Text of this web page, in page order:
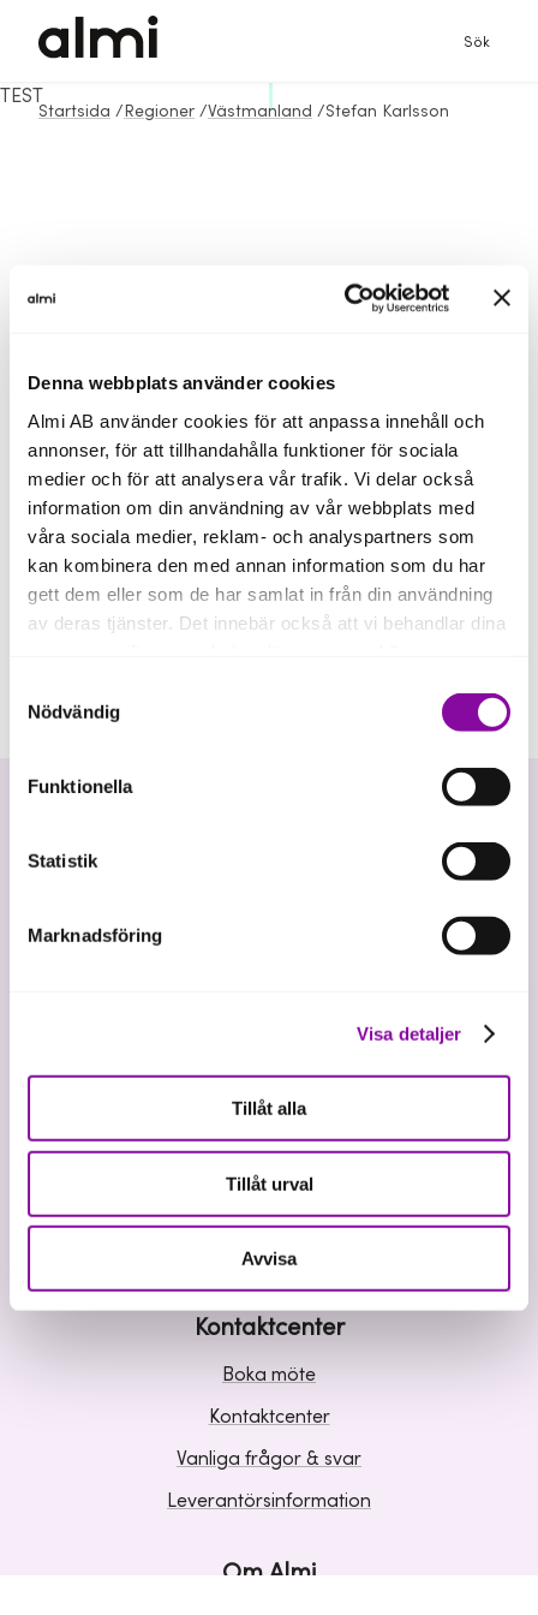
Denna webbplats använder cookies
Almi AB använder cookies för att anpassa innehåll och
annonser, för att tillhandahålla funktioner för sociala
medier och för att analysera vår trafik. Vi delar också
information om din användning av vår webbplats med
våra sociala medier, reklam- och analyspartners som
kan kombinera den med annan information som du har
gett dem eller som de har samlat in från din användning
av deras tjänster. Det innebär också att vi behandlar dina
Om du klickar på avvisa kommer användning av kakor
eller delning av information enligt ovan, inte att ske,
förutom för kakor som är nödvändiga för att hemsidan
ska fungera se mer under inställningar.
Nödvändig
Funktionella
Statistik
Marknadsföring
Visa detaljer
Tillåt alla
Tillåt urval
Avvisa
Sök
Startsida / Regioner /Västmanland /Stefan Karlsson
TEST
Våra tjänster
Riskkapital
Affärsutveckling
Kunskap och inspiration
Kontaktcenter
Boka möte
Kontaktcenter
Vanliga frågor & svar
Leverantörsinformation
Om Almi